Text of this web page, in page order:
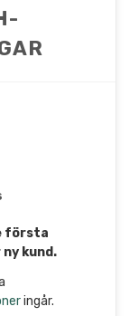
första
kund.
ingår.